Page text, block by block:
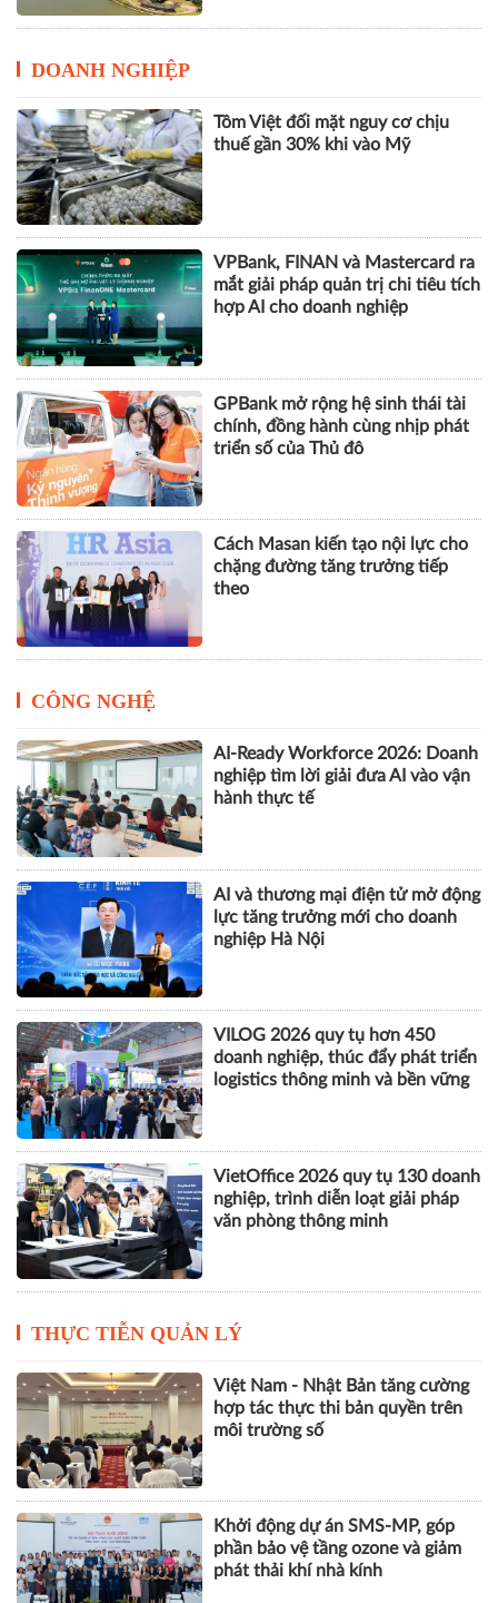
DOANH NGHIỆP
Tôm Việt đối mặt nguy cơ chịu
thuế gần 30% khi vào Mỹ
VPBank, FINAN và Mastercard ra
mắt giải pháp quản trị chi tiêu tích
hợp AI cho doanh nghiệp
GPBank mở rộng hệ sinh thái tài
chính, đồng hành cùng nhịp phát
triển số của Thủ đô
Cách Masan kiến tạo nội lực cho
chặng đường tăng trưởng tiếp
theo
CÔNG NGHỆ
AI-Ready Workforce 2026: Doanh
nghiệp tìm lời giải đưa AI vào vận
hành thực tế
AI và thương mại điện tử mở động
lực tăng trưởng mới cho doanh
nghiệp Hà Nội
VILOG 2026 quy tụ hơn 450
doanh nghiệp, thúc đẩy phát triển
logistics thông minh và bền vững
VietOffice 2026 quy tụ 130 doanh
nghiệp, trình diễn loạt giải pháp
văn phòng thông minh
THỰC TIỄN QUẢN LÝ
Việt Nam - Nhật Bản tăng cường
hợp tác thực thi bản quyền trên
môi trường số
Khởi động dự án SMS-MP, góp
phần bảo vệ tầng ozone và giảm
phát thải khí nhà kính